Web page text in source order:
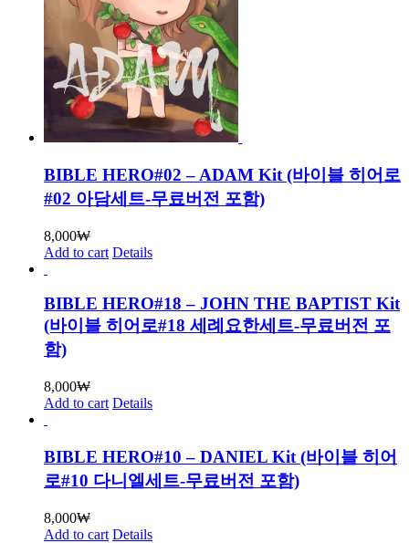
BIBLE HERO#02 – ADAM Kit (바이블 히어로
#02 아담세트-무료버전 포함)
8,000₩
Add to cart Details
BIBLE HERO#18 – JOHN THE BAPTIST Kit
(바이블 히어로#18 세례요한세트-무료버전 포
함)
8,000₩
Add to cart Details
BIBLE HERO#10 – DANIEL Kit (바이블 히어
로#10 다니엘세트-무료버전 포함)
8,000₩
Add to cart Details